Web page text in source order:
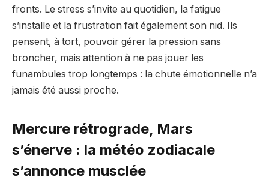
fronts. Le stress s’invite au quotidien, la fatigue
s’installe et la frustration fait également son nid. Ils
pensent, à tort, pouvoir gérer la pression sans
broncher, mais attention à ne pas jouer les
funambules trop longtemps : la chute émotionnelle n’a
jamais été aussi proche.
Mercure rétrograde, Mars
s’énerve : la météo zodiacale
s’annonce musclée